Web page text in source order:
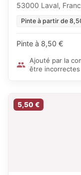
53000 Laval,
Pinte à partir de
Pinte à 8,50 €
Ajouté par la
être incorrectes
5,50 €